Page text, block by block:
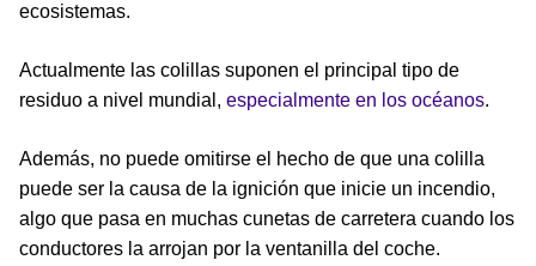
ecosistemas.
Actualmente las colillas suponen el principal tipo de
residuo a nivel mundial, especialmente en los océanos.
Además, no puede omitirse el hecho de que una colilla
puede ser la causa de la ignición que inicie un incendio,
algo que pasa en muchas cunetas de carretera cuando los
conductores la arrojan por la ventanilla del coche.